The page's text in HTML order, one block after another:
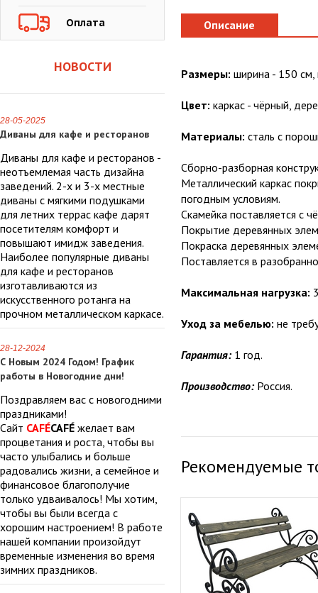
Оплата
НОВОСТИ
28-05-2025
Диваны для кафе и ресторанов
Диваны для кафе и ресторанов -
неотъемлемая часть дизайна
заведений. 2-х и 3-х местные
диваны с мягкими подушками
для летних террас кафе дарят
посетителям комфорт и
повышают имидж заведения.
Наиболее популярные диваны
для кафе и ресторанов
изготавливаются из
искусственного ротанга на
прочном металлическом каркасе.
28-12-2024
С Новым 2024 Годом! График
работы в Новогодние дни!
Поздравляем вас с новогодними
праздниками!
Сайт CAFÉCAFÉ желает вам
процветания и роста, чтобы вы
часто улыбались и больше
радовались жизни, а семейное и
финансовое благополучие
только удваивалось! Мы хотим,
чтобы вы были всегда с
хорошим настроением! В работе
нашей компании произойдут
временные изменения во время
зимних праздников.
Описание
Размеры: ширина - 150 см,
Цвет: каркас - чёрный,
Материалы: сталь с
Сборно-разборная
Металлический каркас
погодным условиям.
Скамейка поставляется с
Покрытие деревянных
Покраска деревянных
Поставляется в
Максимальная нагрузка:
Уход за мебелью: не
Гарантия:1 год.
Производство:Россия.
Рекомендуемые